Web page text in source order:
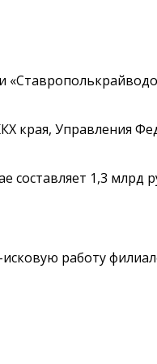
края, Управления
составляет 1,3
работу